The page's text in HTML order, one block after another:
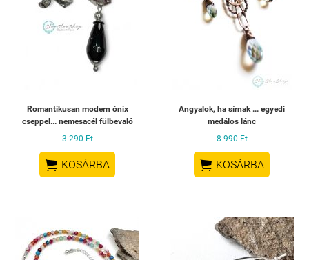
Romantikusan modern ónix
cseppel... nemesacél fülbevaló
3 290 Ft
 KOSÁRBA
Angyalok, ha sírnak ... egyedi
medálos lánc
8 990 Ft
 KOSÁRBA